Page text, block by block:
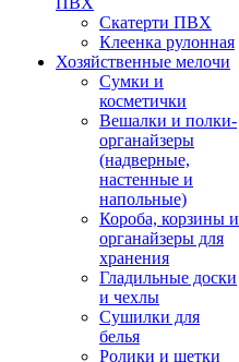
Скатерти ПВХ
Клеенка рулонная
Хозяйственные мелочи
Сумки и
косметички
Вешалки и полки-
органайзеры
(надверные,
настенные и
напольные)
Короба, корзины и
органайзеры для
хранения
Гладильные доски
и чехлы
Сушилки для
белья
Ролики и щетки